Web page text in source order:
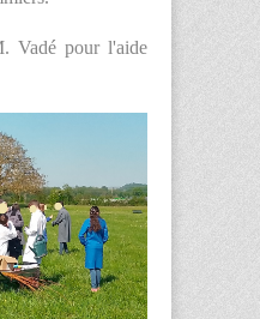
Vadé pour l'aide